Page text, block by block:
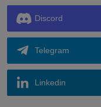
Discord
Telegram
Linkedin